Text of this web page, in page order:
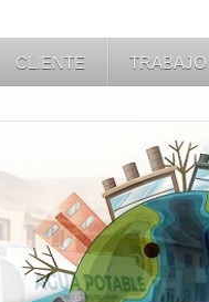
CLIENTE TRABAJO